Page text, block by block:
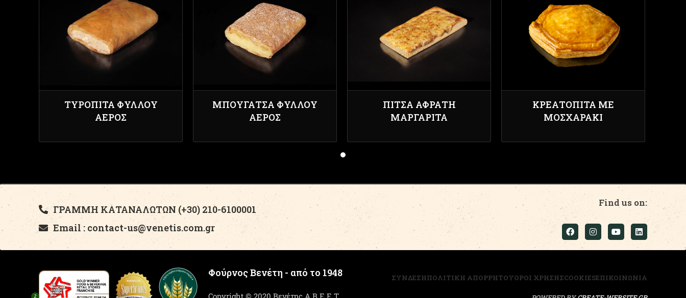
ΤΥΡΌΠΙΤΑ ΦΎΛΛΟΥ
ΑΈΡΟΣ
ΜΠΟΥΓΆΤΣΑ ΦΎΛΛΟΥ
ΑΈΡΟΣ
ΠΊΤΣΑ ΑΦΡΆΤΗ
ΜΑΡΓΑΡΊΤΑ
ΚΡΕΑΤΌΠΙΤΑ ΜΕ
ΜΟΣΧΑΡΆΚΙ
ΓΡΑΜΜΗ ΚΑΤΑΝΑΛΩΤΩΝ (+30) 210-6100001
Email : contact-us@venetis.com.gr
Find us on:
Φούρνος Βενέτη - από το 1948
Copyright © 2020 Βενέτης Α.Β.Ε.Ε.Τ.
ΣΥΝΔΕΣΗΠΟΛΙΤΙΚΗ ΑΠΟΡΡΗΤΟΥΟΡΟΙ ΧΡΗΣΗΣCOOKIESΕΠΙΚΟΙΝΩΝΙΑ
2